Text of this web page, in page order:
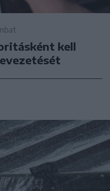
kell